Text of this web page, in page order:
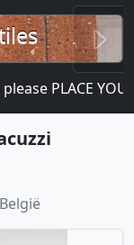
PLACE